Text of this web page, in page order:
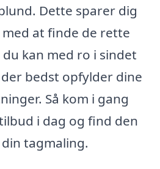
Dette sparer dig
at finde de rette
kan med ro i sindet
bedst opfylder dine
Så kom i gang
i dag og find den
tagmaling.